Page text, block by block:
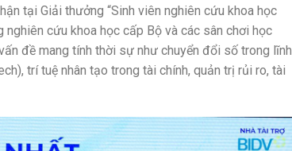
tại Giải thưởng “Sinh viên nghiên cứu khoa học
cứu khoa học cấp Bộ và các sân chơi học
đề mang tính thời sự như chuyển đổi số trong lĩnh
trí tuệ nhân tạo trong tài chính, quản trị rủi ro, tài